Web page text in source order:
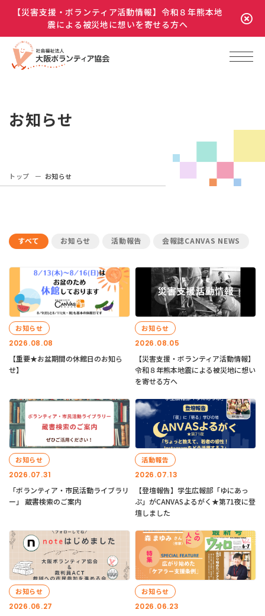
【災害支援・ボランティア活動情報】令和８年熊本地
震による被災地に想いを寄せる方へ
お知らせ
トップ お知らせ
すべて お知らせ 活動報告 会報誌CANVAS NEWS
2026.08.08
お知らせ
【重要★お盆期間の休館日のお知ら
せ】
2026.08.05
お知らせ
【災害支援・ボランティア活動情報】
令和８年熊本地震による被災地に想い
を寄せる方へ
2026.07.31
お知らせ
「ボランティア・市民活動ライブラリ
ー」 蔵書検索のご案内
2026.07.13
活動報告
【登壇報告】学生広報部「ゆにあっ
ぷ」がCANVASよるがく★第71夜に登
壇しました
2026.06.27
お知らせ
2026.06.23
お知らせ